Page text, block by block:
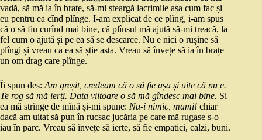
vadă, să mă ia în brațe, să-mi șteargă lacrimile așa cum fac și
eu pentru ea cînd plînge. I-am explicat de ce plîng, i-am spus
că o să fiu curînd mai bine, că plînsul mă ajută să-mi treacă, la
fel cum o ajută și pe ea să se descarce. Nu e nici o rușine să
plîngi și vreau ca ea să știe asta. Vreau să învețe să ia în brațe
un om drag care plînge.
Îi spun des: Am greșit, credeam că o să fie așa și uite că nu e.
Te rog să mă ierți. Data viitoare o să mă gîndesc mai bine. Și
ea mă strînge de mînă și-mi spune: Nu-i nimic, mami! chiar
dacă am uitat să pun în rucsac jucăria pe care mă rugase s-o
iau în parc. Vreau să învețe să ierte, să fie empatici, calzi, buni.